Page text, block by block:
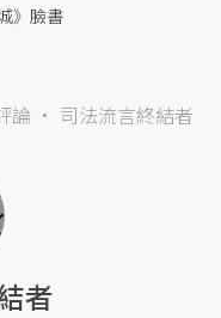
》臉書
論 司法流言終結者
者